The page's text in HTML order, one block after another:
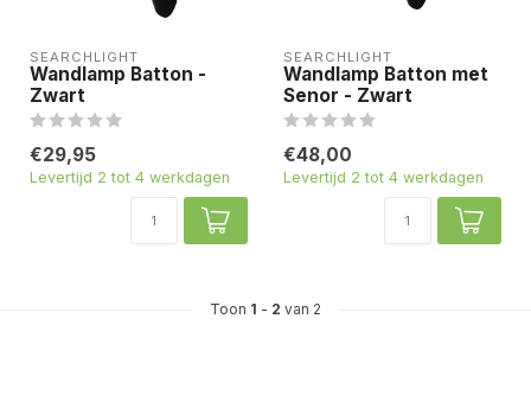
SEARCHLIGHT
Wandlamp Batton -
Zwart
€29,95
Levertijd 2 tot 4 werkdagen
SEARCHLIGHT
Wandlamp Batton met
Senor - Zwart
€48,00
Levertijd 2 tot 4 werkdagen
Toon 1 - 2 van 2